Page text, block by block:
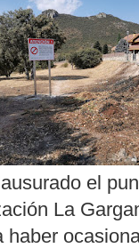
el
La
haber